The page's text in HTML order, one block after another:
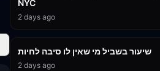
NYC
2 days ago
שיעור בשביל מי שאין לו סיבה לחיות
2 days ago